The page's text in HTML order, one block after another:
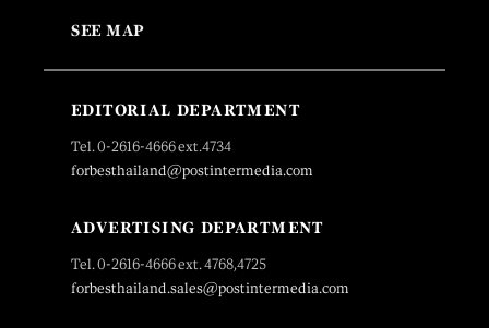
SEE MAP
EDITORIAL DEPARTMENT
Tel. 0-2616-4666 ext.4734
forbesthailand@postintermedia.com
ADVERTISING DEPARTMENT
Tel. 0-2616-4666 ext. 4768,4725
forbesthailand.sales@postintermedia.com